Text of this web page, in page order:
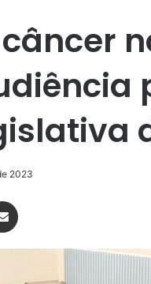
2023